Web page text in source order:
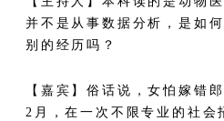
并不是从事数据分析，是如
别的经历吗？
【嘉宾】俗话说，女怕嫁错
2月，在一次不限专业的社会